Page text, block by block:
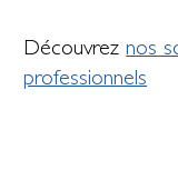
Découvrez nos
professionnels